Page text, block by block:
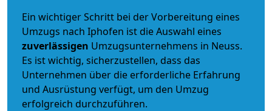
Ein wichtiger Schritt bei der Vorbereitung eines
Umzugs nach Iphofen ist die Auswahl eines
zuverlässigen Umzugsunternehmens in Neuss.
Es ist wichtig, sicherzustellen, dass das
Unternehmen über die erforderliche Erfahrung
und Ausrüstung verfügt, um den Umzug
erfolgreich durchzuführen.